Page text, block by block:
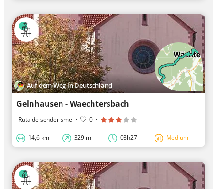
Auf dem Weg in Deutschland
Gelnhausen - Waechtersbach
Ruta de senderisme · 0 ·
14,6 km 329 m 03h27 Medium